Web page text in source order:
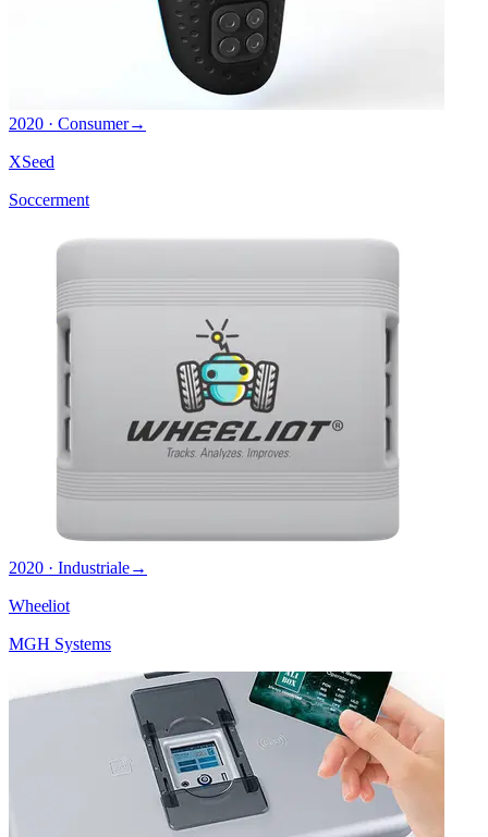
2020 · Consumer→
XSeed
Soccerment
2020 · Industriale→
Wheeliot
MGH Systems